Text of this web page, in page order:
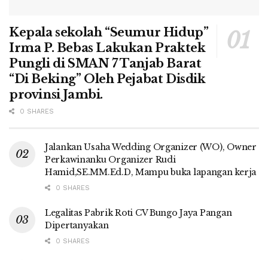
Kepala sekolah “Seumur Hidup”
Irma P. Bebas Lakukan Praktek
Pungli di SMAN 7 Tanjab Barat
“Di Beking” Oleh Pejabat Disdik
provinsi Jambi.
0 SHARES
Jalankan Usaha Wedding Organizer (WO), Owner
Perkawinanku Organizer Rudi
Hamid,SE.MM.Ed.D, Mampu buka lapangan kerja
0 SHARES
Legalitas Pabrik Roti CV Bungo Jaya Pangan
Dipertanyakan
0 SHARES